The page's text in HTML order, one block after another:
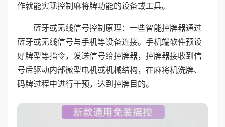
作就能实现控制麻将牌功能的设备或工具。
蓝牙或无线信号控制原理：一些智能控牌器通过
蓝牙或无线信号与手机等设备连接。手机端软件预设
好牌型等指令，发送信号给控牌器，控牌器接收到信
号后驱动内部微型电机或机械结构，在麻将机洗牌、
码牌过程中进行干预，达到控牌目的。